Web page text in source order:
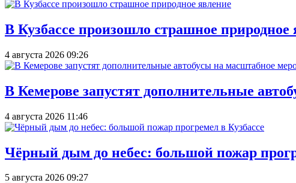
В Кузбассе произошло страшное природное
4 августа 2026 09:26
В Кемерове запустят дополнительные
4 августа 2026 11:46
Чёрный дым до небес: большой пожар
5 августа 2026 09:27